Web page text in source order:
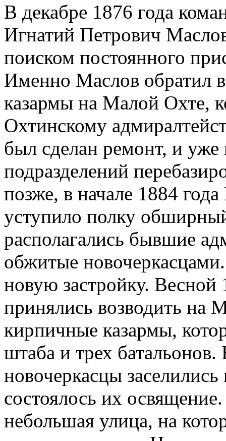
В декабре 1876 года
Игнатий Петрович
поиском постоянного
Именно Маслов обратил
казармы на Малой Охте,
Охтинскому
был сделан ремонт, и уже
подразделений
позже, в начале 1884
уступило полку
располагались бывшие
обжитые
новую застройку. Весной
принялись возводить на
кирпичные казармы,
штаба и трех батальонов.
новочеркасцы
состоялось их
небольшая улица, на